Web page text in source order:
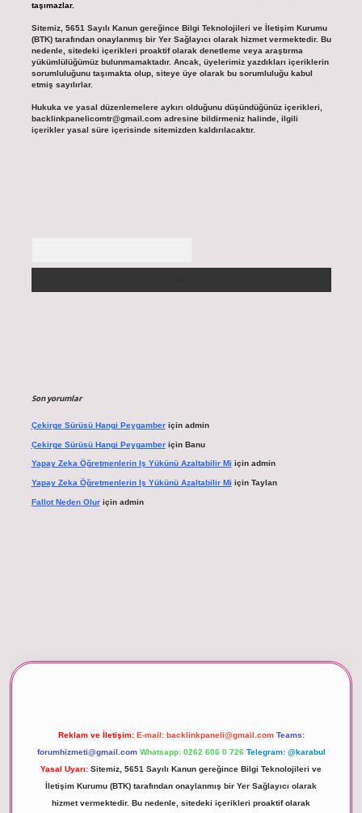
taşımazlar.
Sitemiz, 5651 Sayılı Kanun gereğince Bilgi Teknolojileri ve İletişim Kurumu
(BTK) tarafından onaylanmış bir Yer Sağlayıcı olarak hizmet vermektedir. Bu
nedenle, sitedeki içerikleri proaktif olarak denetleme veya araştırma
yükümlülüğümüz bulunmamaktadır. Ancak, üyelerimiz yazdıkları içeriklerin
sorumluluğunu taşımakta olup, siteye üye olarak bu sorumluluğu kabul
etmiş sayılırlar.
Hukuka ve yasal düzenlemelere aykırı olduğunu düşündüğünüz içerikleri,
backlinkpanelicomtr@gmail.comadresine bildirmeniz halinde, ilgili
içerikler yasal süre içerisinde sitemizden kaldırılacaktır.
Son yorumlar
Çekirge Sürüsü Hangi Peygamberiçin admin
Çekirge Sürüsü Hangi Peygamberiçin Banu
Yapay Zeka Öğretmenlerin Iş Yükünü Azaltabilir Mi için admin
Yapay Zeka Öğretmenlerin Iş Yükünü Azaltabilir Mi için Taylan
Fallot Neden Oluriçin admin
Reklam ve İletişim: E-mail: backlinkpaneli@gmail.com Teams:
forumhizmeti@gmail.com Whatsapp: 0262 606 0 726 Telegram: @karabul
Yasal Uyarı: Sitemiz, 5651 Sayılı Kanun gereğince Bilgi Teknolojileri ve
İletişim Kurumu (BTK) tarafından onaylanmış bir Yer Sağlayıcı olarak
hizmet vermektedir. Bu nedenle, sitedeki içerikleri proaktif olarak